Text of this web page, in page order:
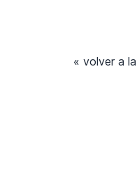
« volver a